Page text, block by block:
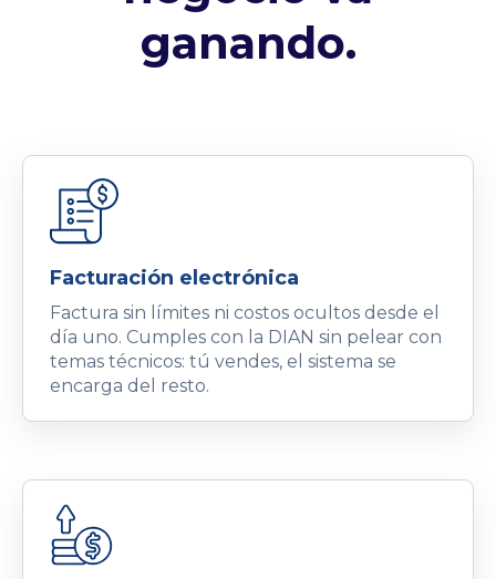
ganando.
Facturación electrónica
Factura sin límites ni costos ocultos desde el
día uno. Cumples con la DIAN sin pelear con
temas técnicos: tú vendes, el sistema se
encarga del resto.